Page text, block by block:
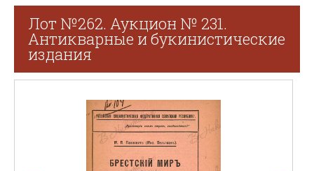
Лот №262. Аукцион № 231.
Антикварные и букинистические
издания